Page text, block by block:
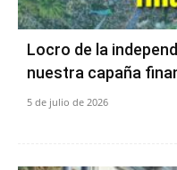
Locro de la
nuestra capaña
5 de julio de 2026